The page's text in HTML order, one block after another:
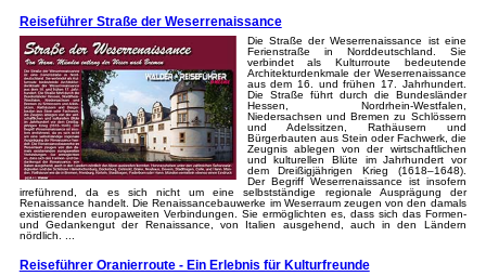
Reiseführer Straße der Weserrenaissance
Die Straße der Weserrenaissance ist eine
Ferienstraße in Norddeutschland. Sie
verbindet als Kulturroute bedeutende
Architekturdenkmale der Weserrenaissance
aus dem 16. und frühen 17. Jahrhundert.
Die Straße führt durch die Bundesländer
Hessen, Nordrhein-Westfalen,
Niedersachsen und Bremen zu Schlössern
und Adelssitzen, Rathäusern und
Bürgerbauten aus Stein oder Fachwerk, die
Zeugnis ablegen von der wirtschaftlichen
und kulturellen Blüte im Jahrhundert vor
dem Dreißigjährigen Krieg (1618–1648).
Der Begriff Weserrenaissance ist insofern
irreführend, da es sich nicht um eine selbstständige regionale Ausprägung der
Renaissance handelt. Die Renaissancebauwerke im Weserraum zeugen von den damals
existierenden europaweiten Verbindungen. Sie ermöglichten es, dass sich das Formen-
und Gedankengut der Renaissance, von Italien ausgehend, auch in den Ländern
nördlich. ...
Reiseführer Oranierroute - Ein Erlebnis für Kulturfreunde